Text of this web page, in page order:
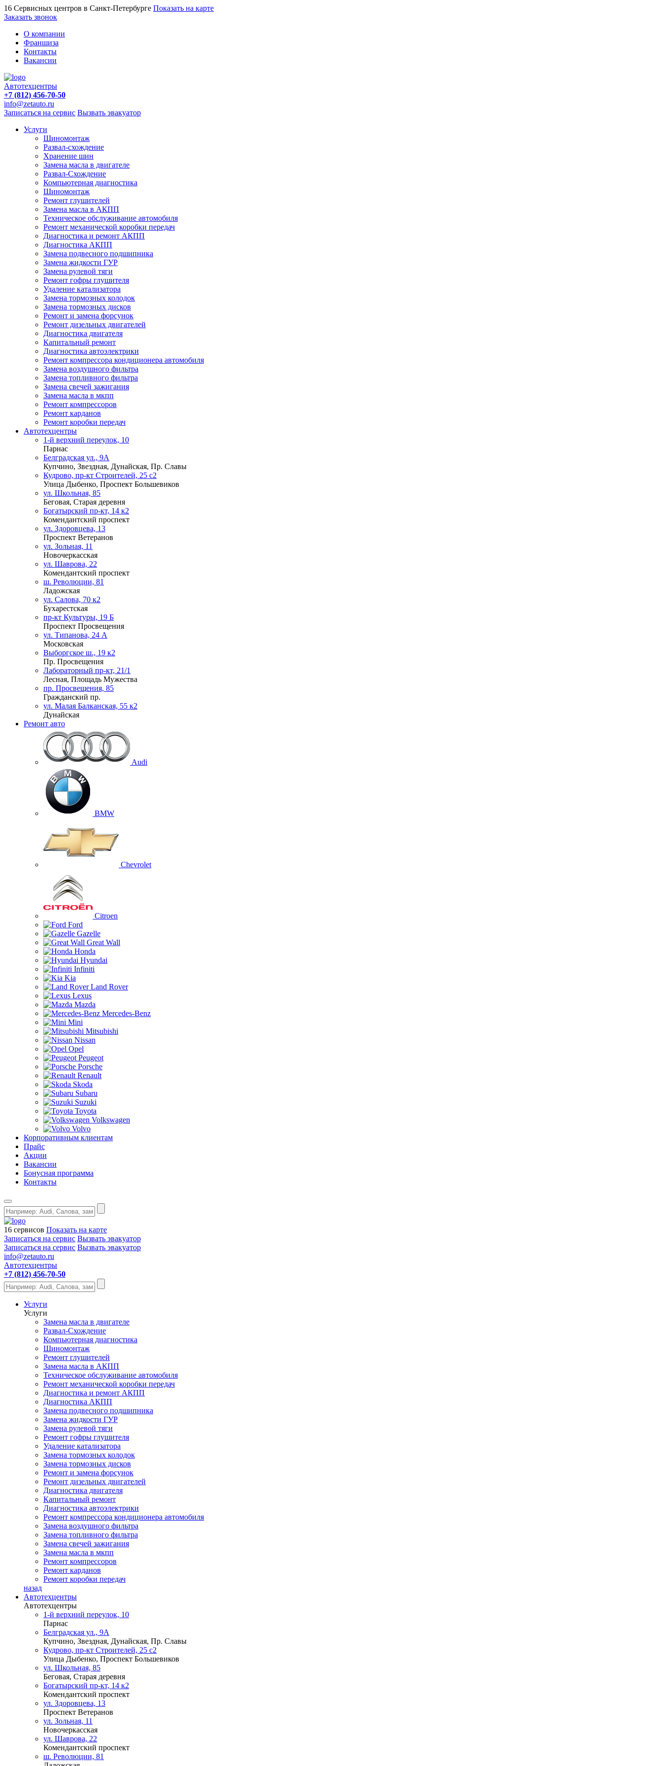
16 Сервисных центров в Санкт-Петербурге Показать на карте
Заказать звонок
О компании
Франшиза
Контакты
Вакансии
Автотехцентры
+7 (812) 456-70-50
info@zetauto.ru
Записаться на сервис Вызвать эвакуатор
Услуги
Шиномонтаж
Развал-схождение
Хранение шин
Замена масла в двигателе
Развал-Схождение
Компьютерная диагностика
Шиномонтаж
Ремонт глушителей
Замена масла в АКПП
Техническое обслуживание автомобиля
Ремонт механической коробки передач
Диагностика и ремонт АКПП
Диагностика АКПП
Замена подвесного подшипника
Замена жидкости ГУР
Замена рулевой тяги
Ремонт гофры глушителя
Удаление катализатора
Замена тормозных колодок
Замена тормозных дисков
Ремонт и замена форсунок
Ремонт дизельных двигателей
Диагностика двигателя
Капитальный ремонт
Диагностика автоэлектрики
Ремонт компрессора кондиционера автомобиля
Замена воздушного фильтра
Замена топливного фильтра
Замена свечей зажигания
Замена масла в мкпп
Ремонт компрессоров
Ремонт карданов
Ремонт коробки передач
Автотехцентры
1-й верхний переулок, 10
Парнас
Белградская ул., 9А
Купчино, Звездная, Дунайская, Пр. Славы
Кудрово, пр-кт Строителей, 25 с2
Улица Дыбенко, Проспект Большевиков
ул. Школьная, 85
Беговая, Старая деревня
Богатырский пр-кт, 14 к2
Комендантский проспект
ул. Здоровцева, 13
Проспект Ветеранов
ул. Зольная, 11
Новочеркасская
ул. Шаврова, 22
Комендантский проспект
ш. Революции, 81
Ладожская
ул. Салова, 70 к2
Бухарестская
пр-кт Культуры, 19 Б
Проспект Просвещения
ул. Типанова, 24 А
Московская
Выборгское ш., 19 к2
Пр. Просвещения
Лабораторный пр-кт, 21/1
Лесная, Площадь Мужества
пр. Просвещения, 85
Гражданский пр.
ул. Малая Балканская, 55 к2
Дунайская
Ремонт авто
Audi
BMW
Chevrolet
Citroen
Ford
Gazelle
Great Wall
Honda
Hyundai
Infiniti
Kia
Land Rover
Lexus
Mazda
Mercedes-Benz
Mini
Mitsubishi
Nissan
Opel
Peugeot
Porsche
Renault
Skoda
Subaru
Suzuki
Toyota
Volkswagen
Volvo
Корпоративным клиентам
Прайс
Акции
Вакансии
Бонусная программа
Контакты
16 сервисов Показать на карте
Записаться на сервис Вызвать эвакуатор
Записаться на сервис Вызвать эвакуатор
info@zetauto.ru
Автотехцентры
+7 (812) 456-70-50
Услуги
Услуги
Замена масла в двигателе
Развал-Схождение
Компьютерная диагностика
Шиномонтаж
Ремонт глушителей
Замена масла в АКПП
Техническое обслуживание автомобиля
Ремонт механической коробки передач
Диагностика и ремонт АКПП
Диагностика АКПП
Замена подвесного подшипника
Замена жидкости ГУР
Замена рулевой тяги
Ремонт гофры глушителя
Удаление катализатора
Замена тормозных колодок
Замена тормозных дисков
Ремонт и замена форсунок
Ремонт дизельных двигателей
Диагностика двигателя
Капитальный ремонт
Диагностика автоэлектрики
Ремонт компрессора кондиционера автомобиля
Замена воздушного фильтра
Замена топливного фильтра
Замена свечей зажигания
Замена масла в мкпп
Ремонт компрессоров
Ремонт карданов
Ремонт коробки передач
назад
Автотехцентры
Автотехцентры
1-й верхний переулок, 10
Парнас
Белградская ул., 9А
Купчино, Звездная, Дунайская, Пр. Славы
Кудрово, пр-кт Строителей, 25 с2
Улица Дыбенко, Проспект Большевиков
ул. Школьная, 85
Беговая, Старая деревня
Богатырский пр-кт, 14 к2
Комендантский проспект
ул. Здоровцева, 13
Проспект Ветеранов
ул. Зольная, 11
Новочеркасская
ул. Шаврова, 22
Комендантский проспект
ш. Революции, 81